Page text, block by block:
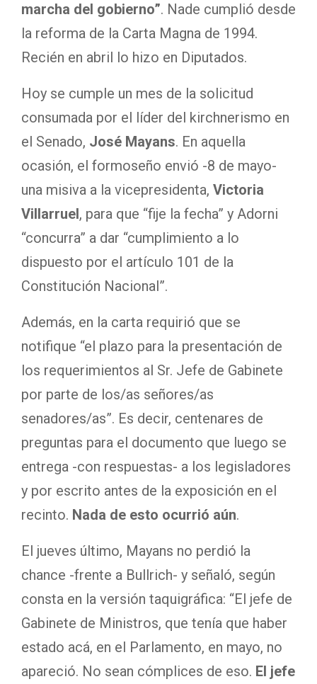
marcha del gobierno”. Nade cumplió desde
la reforma de la Carta Magna de 1994.
Recién en abril lo hizo en Diputados.
Hoy se cumple un mes de la solicitud
consumada por el líder del kirchnerismo en
el Senado, José Mayans. En aquella
ocasión, el formoseño envió -8 de mayo-
una misiva a la vicepresidenta, Victoria
Villarruel, para que “fije la fecha” y Adorni
“concurra” a dar “cumplimiento a lo
dispuesto por el artículo 101 de la
Constitución Nacional”.
Además, en la carta requirió que se
notifique “el plazo para la presentación de
los requerimientos al Sr. Jefe de Gabinete
por parte de los/as señores/as
senadores/as”. Es decir, centenares de
preguntas para el documento que luego se
entrega -con respuestas- a los legisladores
y por escrito antes de la exposición en el
recinto. Nada de esto ocurrió aún.
El jueves último, Mayans no perdió la
chance -frente a Bullrich- y señaló, según
consta en la versión taquigráfica: “El jefe de
Gabinete de Ministros, que tenía que haber
estado acá, en el Parlamento, en mayo, no
apareció. No sean cómplices de eso. El jefe